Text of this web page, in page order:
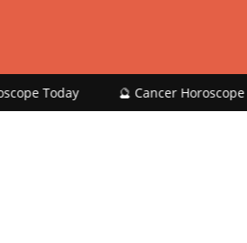
🔮 Cancer Horoscope Today